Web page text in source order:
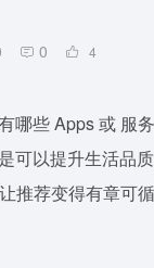
0 4
哪些 Apps 或 服
可以提升生活品
推荐变得有章可循